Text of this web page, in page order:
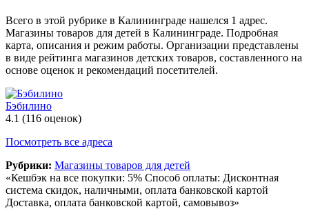
Всего в этой рубрике в Калининграде нашелся 1 адрес.
Магазины товаров для детей в Калининграде. Подробная
карта, описания и режим работы. Организации представлены
в виде рейтинга магазинов детских товаров, составленного на
основе оценок и рекомендаций посетителей.
Бэбилино
4.1 (116 оценок)
Посмотреть все адреса
Рубрики: Магазины товаров для детей
«Кешбэк на все покупки: 5% Способ оплаты: Дисконтная
система скидок, наличными, оплата банковской картой
Доставка, оплата банковской картой, самовывоз»